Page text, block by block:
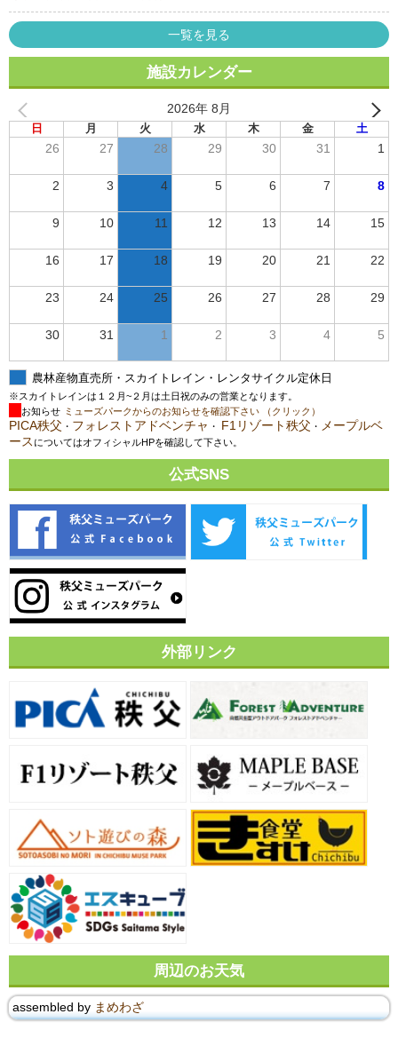
一覧を見る
施設カレンダー
2026年 8月
日 月 火 水 木 金 土
26 27 28 29 30 31 1
2 3 4 5 6 7 8
9 10 11 12 13 14 15
16 17 18 19 20 21 22
23 24 25 26 27 28 29
30 31 1 2 3 4 5
農林産物直売所・スカイトレイン・レンタサイクル定休日
※スカイトレインは１２月~２月は土日祝のみの営業となります。
お知らせ ミューズパークからのお知らせを確認下さい （クリック）
PICA秩父 ・ フォレストアドベンチャ ・ F1リゾート秩父 ・ メープルベ
ース についてはオフィシャルHPを確認して下さい。
公式SNS
外部リンク
周辺のお天気
assembled by まめわざ